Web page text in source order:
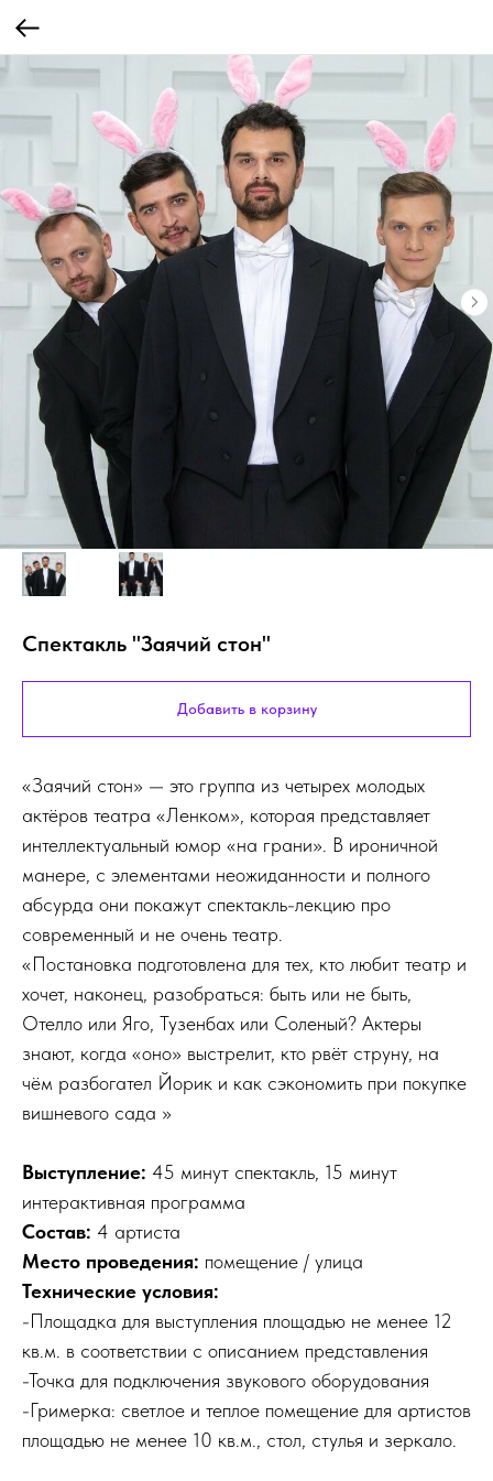
Спектакль "Заячий стон"
Добавить в корзину
«Заячий стон» — это группа из четырех молодых
актёров театра «Ленком», которая представляет
интеллектуальный юмор «на грани». В ироничной
манере, с элементами неожиданности и полного
абсурда они покажут спектакль-лекцию про
современный и не очень театр.
«Постановка подготовлена для тех, кто любит театр и
хочет, наконец, разобраться: быть или не быть,
Отелло или Яго, Тузенбах или Соленый? Актеры
знают, когда «оно» выстрелит, кто рвёт струну, на
чём разбогател Йорик и как сэкономить при покупке
вишневого сада »
Выступление: 45 минут спектакль, 15 минут
интерактивная программа
Состав: 4 артиста
Место проведения: помещение / улица
Технические условия:
-Площадка для выступления площадью не менее 12
кв.м. в соответствии с описанием представления
-Точка для подключения звукового оборудования
-Гримерка: светлое и теплое помещение для артистов
площадью не менее 10 кв.м., стол, стулья и зеркало.